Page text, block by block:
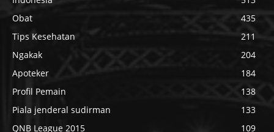
Obat
435
Tips Kesehatan
211
Ngakak
204
Apoteker
184
Profil Pemain
138
Piala jenderal sudirman
133
QNB League 2015
109